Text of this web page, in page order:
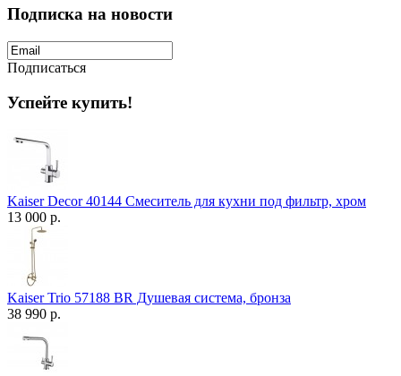
Подписка на новости
Подписаться
Успейте купить!
Kaiser Decor 40144 Смеситель для кухни под фильтр, хром
13 000 р.
Kaiser Trio 57188 BR Душевая система, бронза
38 990 р.